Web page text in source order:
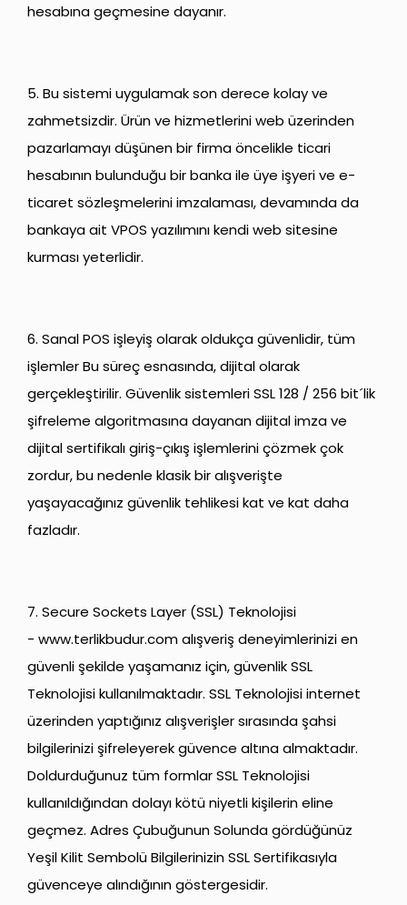
hesabına geçmesine dayanır.
5. Bu sistemi uygulamak son derece kolay ve
zahmetsizdir. Ürün ve hizmetlerini web üzerinden
pazarlamayı düşünen bir firma öncelikle ticari
hesabının bulunduğu bir banka ile üye işyeri ve e-
ticaret sözleşmelerini imzalaması, devamında da
bankaya ait VPOS yazılımını kendi web sitesine
kurması yeterlidir.
6. Sanal POS işleyiş olarak oldukça güvenlidir, tüm
işlemler Bu süreç esnasında, dijital olarak
gerçekleştirilir. Güvenlik sistemleri SSL 128 / 256 bit´lik
şifreleme algoritmasına dayanan dijital imza ve
dijital sertifikalı giriş-çıkış işlemlerini çözmek çok
zordur, bu nedenle klasik bir alışverişte
yaşayacağınız güvenlik tehlikesi kat ve kat daha
fazladır.
7. Secure Sockets Layer (SSL) Teknolojisi
- www.terlikbudur.comalışveriş deneyimlerinizi en
güvenli şekilde yaşamanız için, güvenlik SSL
Teknolojisi kullanılmaktadır. SSL Teknolojisi internet
üzerinden yaptığınız alışverişler sırasında şahsi
bilgilerinizi şifreleyerek güvence altına almaktadır.
Doldurduğunuz tüm formlar SSL Teknolojisi
kullanıldığından dolayı kötü niyetli kişilerin eline
geçmez. Adres Çubuğunun Solunda gördüğünüz
Yeşil Kilit Sembolü Bilgilerinizin SSL Sertifikasıyla
güvenceye alındığının göstergesidir.